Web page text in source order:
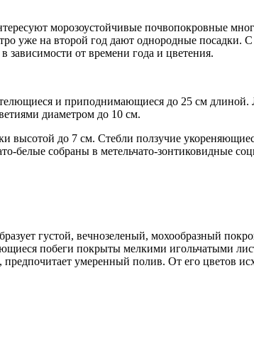
морозоустойчивые почвопокровные
уже на второй год дают однородные посадки.
зависимости от времени года и цветения.
и приподнимающиеся до 25 см
диаметром до 10 см.
высотой до 7 см. Стебли ползучие
белые собраны в метельчато-зонтиковидные
густой, вечнозеленый, мохообразный
побеги покрыты мелкими игольчатыми
умеренный полив. От его цветов